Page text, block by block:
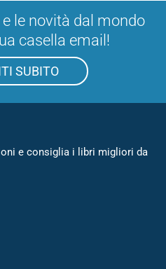
le novità dal mondo
casella email!
SUBITO
e consiglia i libri migliori da